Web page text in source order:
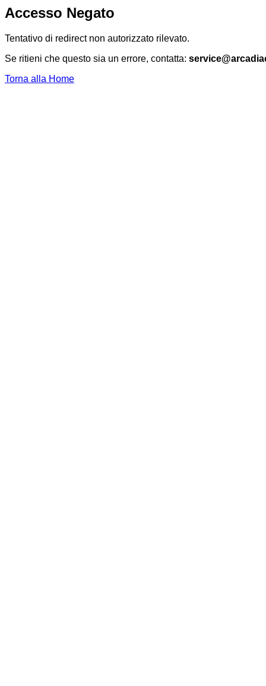
Accesso Negato
Tentativo di redirect non autorizzato rilevato.
Se ritieni che questo sia un errore, contatta:
Torna alla Home